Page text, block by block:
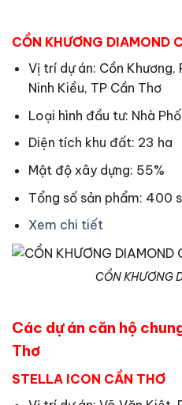
CỒN KHƯƠNG DIAMOND
Vị trí dự án: Cồn Khương,
Ninh Kiều, TP Cần Thơ
Loại hình đầu tư: Nhà
Diện tích khu đất: 23 ha
Mật độ xây dựng: 55%
Tổng số sản phẩm: 400
Xem chi tiết
CỒN KHƯƠNG
Các dự án căn hộ
Thơ
STELLA ICON CẦN THƠ